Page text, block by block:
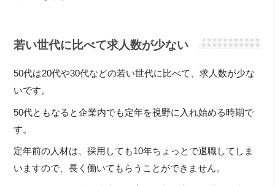
若い世代に比べて求人数が少ない
50代は20代や30代などの若い世代に比べて、求人数が少な
いです。
50代ともなると企業内でも定年を視野に入れ始める時期で
す。
定年前の人材は、採用しても10年ちょっとで退職してしま
いますので、長く働いてもらうことができません。